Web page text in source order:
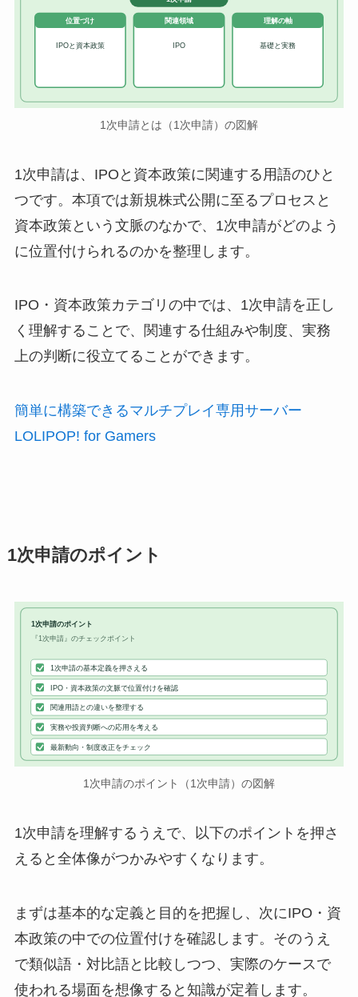
位置づけ
IPOと資本政策
関連領域
IPO
理解の軸
基礎と実務
1次申請とは（1次申請）の図解
1次申請は、IPOと資本政策に関連する用語のひと
つです。本項では新規株式公開に至るプロセスと
資本政策という文脈のなかで、1次申請がどのよう
に位置付けられるのかを整理します。
IPO・資本政策カテゴリの中では、1次申請を正し
く理解することで、関連する仕組みや制度、実務
上の判断に役立てることができます。
簡単に構築できるマルチプレイ専用サーバー
LOLIPOP! for Gamers
1次申請のポイント
1次申請のポイント
『1次申請』のチェックポイント
1次申請の基本定義を押さえる
IPO・資本政策の文脈で位置付けを確認
関連用語との違いを整理する
実務や投資判断への応用を考える
最新動向・制度改正をチェック
1次申請のポイント（1次申請）の図解
1次申請を理解するうえで、以下のポイントを押さ
えると全体像がつかみやすくなります。
まずは基本的な定義と目的を把握し、次にIPO・資
本政策の中での位置付けを確認します。そのうえ
で類似語・対比語と比較しつつ、実際のケースで
使われる場面を想像すると知識が定着します。